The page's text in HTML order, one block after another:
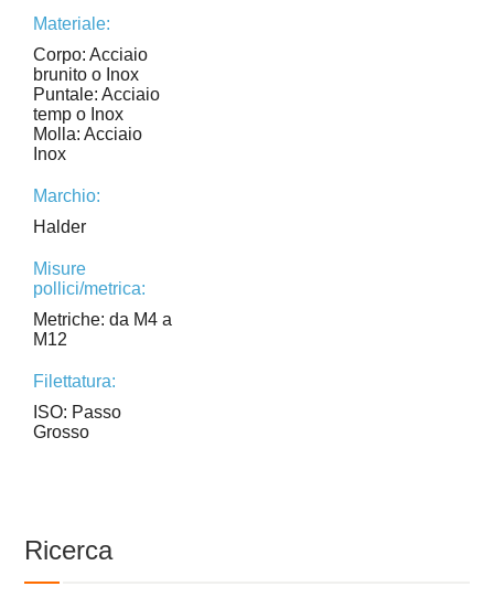
Materiale:
Corpo: Acciaio
brunito o Inox
Puntale: Acciaio
temp o Inox
Molla: Acciaio
Inox
Marchio:
Halder
Misure
pollici/metrica:
Metriche: da M4 a
M12
Filettatura:
ISO: Passo
Grosso
Ricerca